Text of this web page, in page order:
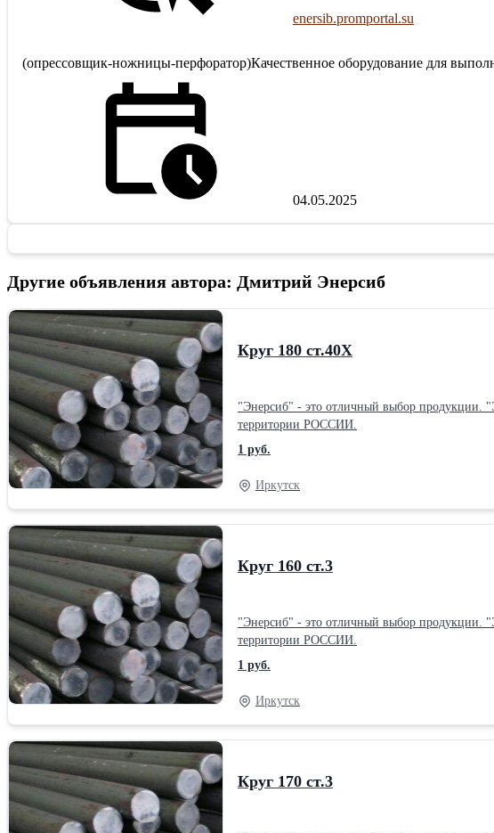
enersib.promportal.su
(опрессовщик-ножницы-перфоратор)Качественное оборудование для
04.05.2025
Другие объявления автора: Дмитрий Энерсиб
Круг 180 ст.40Х
"Энерсиб" - это отличный выбор продукции.
территории РОССИИ.
1 руб.
Иркутск
Круг 160 ст.3
"Энерсиб" - это отличный выбор продукции.
территории РОССИИ.
1 руб.
Иркутск
Круг 170 ст.3